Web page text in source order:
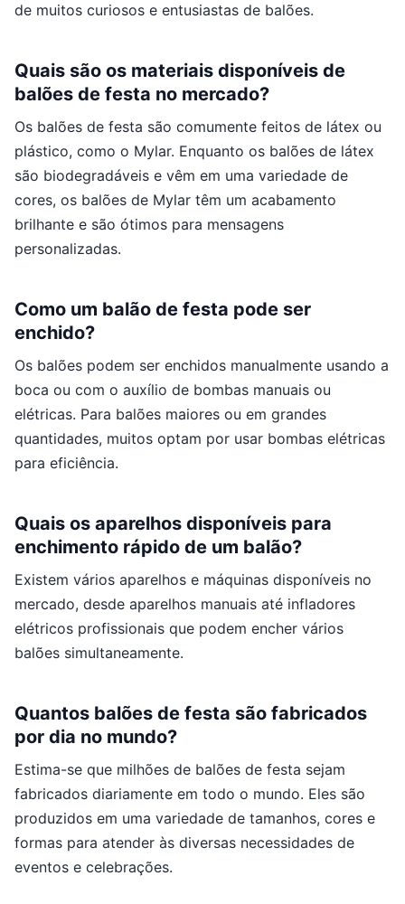
de muitos curiosos e entusiastas de balões.
Quais são os materiais disponíveis de
balões de festa no mercado?
Os balões de festa são comumente feitos de látex ou
plástico, como o Mylar. Enquanto os balões de látex
são biodegradáveis e vêm em uma variedade de
cores, os balões de Mylar têm um acabamento
brilhante e são ótimos para mensagens
personalizadas.
Como um balão de festa pode ser
enchido?
Os balões podem ser enchidos manualmente usando a
boca ou com o auxílio de bombas manuais ou
elétricas. Para balões maiores ou em grandes
quantidades, muitos optam por usar bombas elétricas
para eficiência.
Quais os aparelhos disponíveis para
enchimento rápido de um balão?
Existem vários aparelhos e máquinas disponíveis no
mercado, desde aparelhos manuais até infladores
elétricos profissionais que podem encher vários
balões simultaneamente.
Quantos balões de festa são fabricados
por dia no mundo?
Estima-se que milhões de balões de festa sejam
fabricados diariamente em todo o mundo. Eles são
produzidos em uma variedade de tamanhos, cores e
formas para atender às diversas necessidades de
eventos e celebrações.